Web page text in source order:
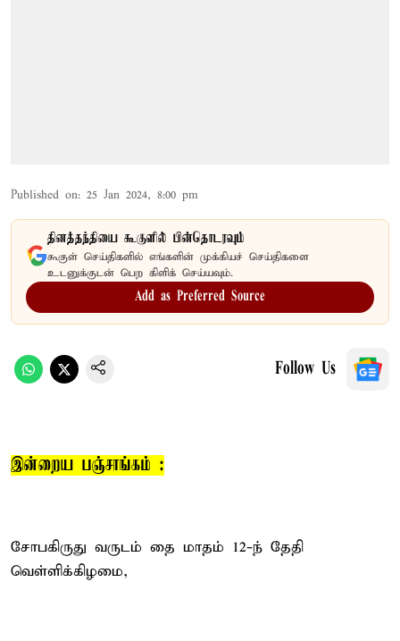
Published on: 25 Jan 2024, 8:00 pm
தினத்தந்தியை கூகுளில் பின்தொடரவும்
கூகுள் செய்திகளில் எங்களின் முக்கியச் செய்திகளை
உடனுக்குடன் பெற கிளிக் செய்யவும்.
Add as Preferred Source
Follow Us
இன்றைய பஞ்சாங்கம் :
சோபகிருது வருடம் தை மாதம் 12-ந் தேதி
வெள்ளிக்கிழமை,